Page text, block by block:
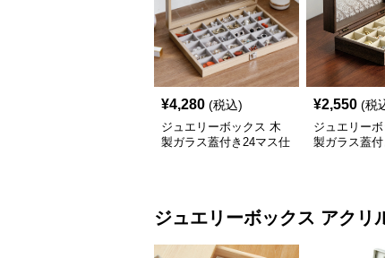
¥4,280 (税込)
ジュエリーボックス 木
製ガラス蓋付き24マス仕
¥2,550 (税
ジュエリー
製ガラス蓋
ジュエリーボックス アクリ